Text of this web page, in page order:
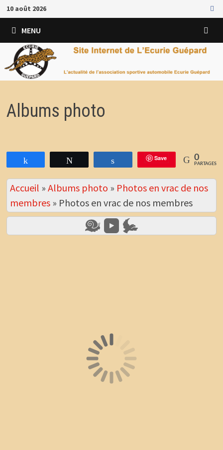
Passer
au
contenu
10 août 2026
MENU
Albums photo
Partagez Save 0
PARTAGES
Accueil » Albums photo » Photos en vrac de nos
membres» Photos en vrac de nos membres